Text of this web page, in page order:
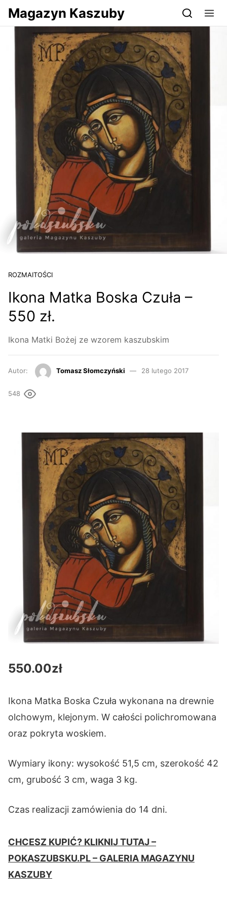
Przejdź do serwisu magazynkaszuby.pl
Magazyn Kaszuby
ROZMAITOŚCI
Ikona Matka Boska Czuła –
550 zł.
Ikona Matki Bożej ze wzorem kaszubskim
Autor: Tomasz Słomczyński 28 lutego 2017
548
550.00zł
Ikona Matka Boska Czuła wykonana na drewnie
olchowym, klejonym. W całości polichromowana
oraz pokryta woskiem.
Wymiary ikony: wysokość 51,5 cm, szerokość 42
cm, grubość 3 cm, waga 3 kg.
Czas realizacji zamówienia do 14 dni.
CHCESZ KUPIĆ? KLIKNIJ TUTAJ –
POKASZUBSKU.PL – GALERIA MAGAZYNU
KASZUBY